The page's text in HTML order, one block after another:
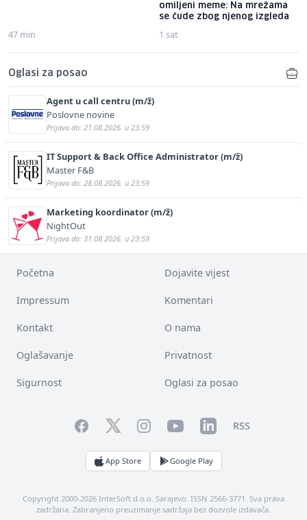
47 min
omiljeni meme: Na mrežama
se čude zbog njenog izgleda
1 sat
Oglasi za posao
Agent u call centru (m/ž)
Poslovne novine
Prijava do: 21.08.2026. u 23:59
IT Support & Back Office Administrator (m/ž)
Master F&B
Prijava do: 28.08.2026. u 23:59
Marketing koordinator (m/ž)
NightOut
Prijava do: 31.08.2026. u 23:59
Početna Dojavite vijest
Impressum Komentari
Kontakt O nama
Oglašavanje Privatnost
Sigurnost Oglasi za posao
FacebookTwitterInstagramYouTubeLinkedInRSS
App Store Google Play
Copyright 2000-2026 InterSoft d.o.o. Sarajevo. ISSN 2566-3771. Sva prava
zadržana. Zabranjeno preuzimanje sadržaja bez dozvole izdavača.